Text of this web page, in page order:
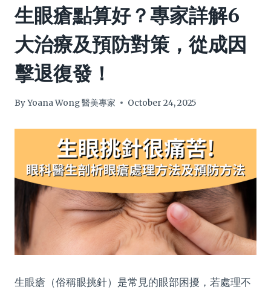
生眼瘡點算好？專家詳解6
大治療及預防對策，從成因
擊退復發！
ByYoana Wong 醫美專家 October 24, 2025
生眼瘡（俗稱眼挑針）是常見的眼部困擾，若處理不